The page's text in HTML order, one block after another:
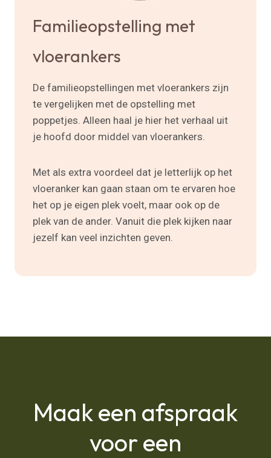
Familieopstelling met
vloerankers
De familieopstellingen met vloerankers zijn
te vergelijken met de opstelling met
poppetjes. Alleen haal je hier het verhaal uit
je hoofd door middel van vloerankers.
Met als extra voordeel dat je letterlijk op het
vloeranker kan gaan staan om te ervaren hoe
het op je eigen plek voelt, maar ook op de
plek van de ander. Vanuit die plek kijken naar
jezelf kan veel inzichten geven.
Maak een afspraak
voor een